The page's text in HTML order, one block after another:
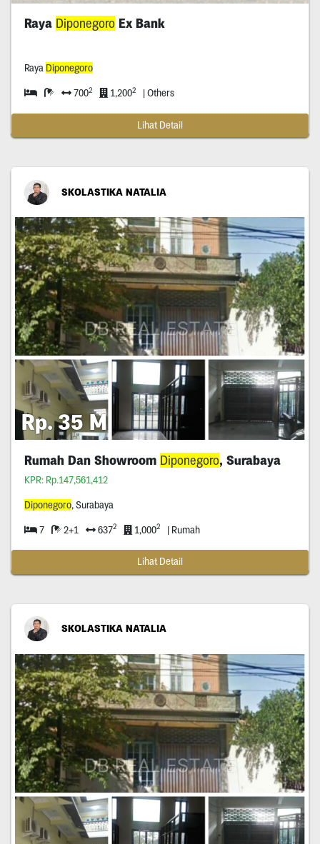
Raya DiponegoroEx Bank
Raya Diponegoro
7002 1,2002 | Others
Lihat Detail
SKOLASTIKA NATALIA
Rp. 35 M
Rumah Dan Showroom Diponegoro, Surabaya
KPR: Rp.147,561,412
Diponegoro, Surabaya
7 2+1 6372 1,0002 | Rumah
Lihat Detail
SKOLASTIKA NATALIA